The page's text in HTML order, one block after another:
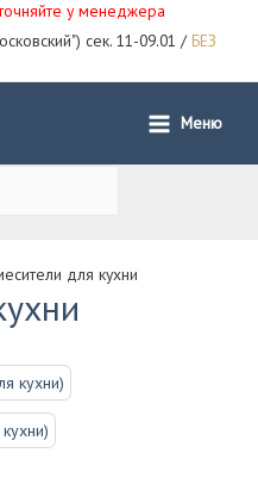
у менеджера
сек. 11-09.01 / БЕЗ
Main
Меню
для кухни
кухни)